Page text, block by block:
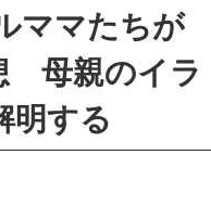
ママたちが
母親のイラ
明する